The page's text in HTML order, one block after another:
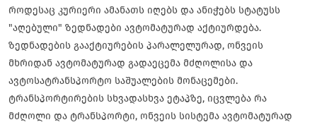
როდესაც კურიერი ამანათს იღებს და ანიჭებს სტატუსს
"აღებული" ზედნადები ავტომატურად აქტიურდება.
ზედნადების გააქტიურების პარალელურად, ონვეის
მხრიდან ავტომატურად გადაეცემა მძღოლისა და
ავტოსატრანსპორტო საშუალების მონაცემები.
ტრანსპორტირების სხვადასხვა ეტაპზე, იცვლება რა
მძღოლი და ტრანსპორტი, ონვეის სისტემა ავტომატურად